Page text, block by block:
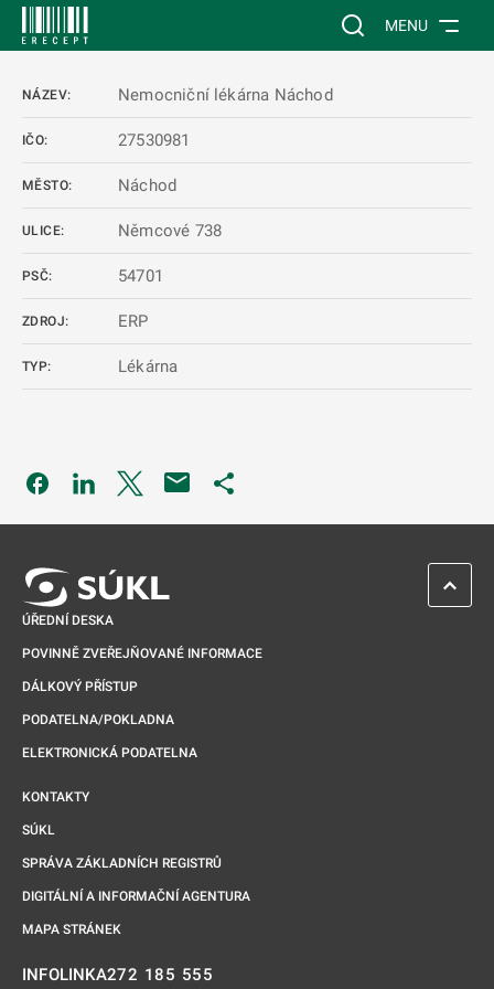
Vyhledávání na
MENU
NÁZEV: Nemocniční lékárna Náchod
IČO: 27530981
MĚSTO: Náchod
ULICE: Němcové 738
PSČ: 54701
ZDROJ: ERP
TYP: Lékárna
Odkaz se otevře na nové kartě
Odkaz se otevře na nové kartě
Odkaz se otevře na nové kartě
ÚŘEDNÍ DESKA
POVINNĚ ZVEŘEJŇOVANÉ INFORMACE
DÁLKOVÝ PŘÍSTUP
PODATELNA/POKLADNA
ELEKTRONICKÁ PODATELNA
KONTAKTY
SÚKL
SPRÁVA ZÁKLADNÍCH REGISTRŮ
DIGITÁLNÍ A INFORMAČNÍ AGENTURA
MAPA STRÁNEK
INFOLINKA272 185 555
ZPĚT